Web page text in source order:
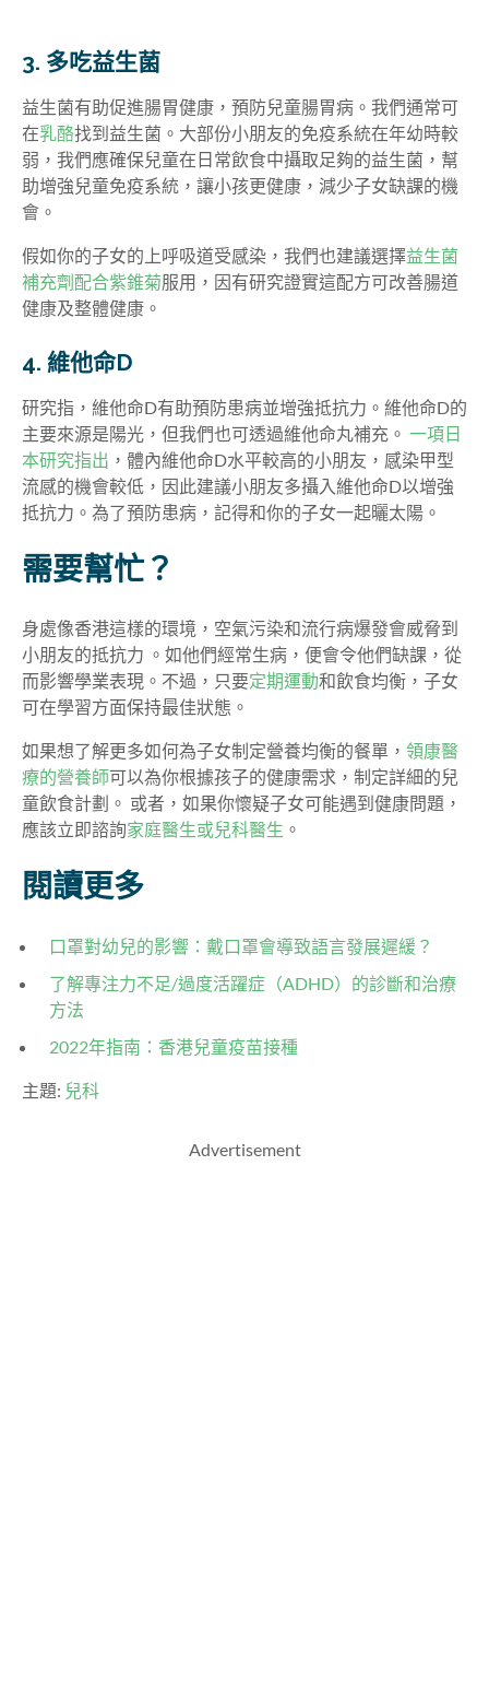
3. 多吃益生菌
益生菌有助促進腸胃健康，預防兒童腸胃病。我們通常可
在乳酪找到益生菌。大部份小朋友的免疫系統在年幼時較
弱，我們應確保兒童在日常飲食中攝取足夠的益生菌，幫
助增強兒童免疫系統，讓小孩更健康，減少子女缺課的機
會。
假如你的子女的上呼吸道受感染，我們也建議選擇益生菌
補充劑配合紫錐菊服用，因有研究證實這配方可改善腸道
健康及整體健康。
4. 維他命D
研究指，維他命D有助預防患病並增強抵抗力。維他命D的
主要來源是陽光，但我們也可透過維他命丸補充。 一項日
本研究指出 ，體內維他命D水平較高的小朋友，感染甲型
流感的機會較低，因此建議小朋友多攝入維他命D以增強
抵抗力。為了預防患病，記得和你的子女一起曬太陽。
需要幫忙？
身處像香港這樣的環境，空氣污染和流行病爆發會威脅到
小朋友的抵抗力 。如他們經常生病，便會令他們缺課，從
而影響學業表現。不過，只要定期運動和飲食均衡，子女
可在學習方面保持最佳狀態。
如果想了解更多如何為子女制定營養均衡的餐單， 領康醫
療的營養師可以為你根據孩子的健康需求，制定詳細的兒
童飲食計劃。 或者，如果你懷疑子女可能遇到健康問題，
應該立即諮詢家庭醫生或兒科醫生 。
閱讀更多
口罩對幼兒的影響：戴口罩會導致語言發展遲緩？
了解專注力不足/過度活躍症（ADHD）的診斷和治療
方法
2022年指南：香港兒童疫苗接種
主題: 兒科
Advertisement